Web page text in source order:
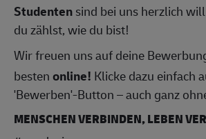
Studentensind bei uns herzlich
du zählst, wie du bist!
Wir freuen uns auf deine
bestenonline! Klicke dazu einfach
'Bewerben'-Button – auch ganz
MENSCHEN VERBINDEN, LEBEN